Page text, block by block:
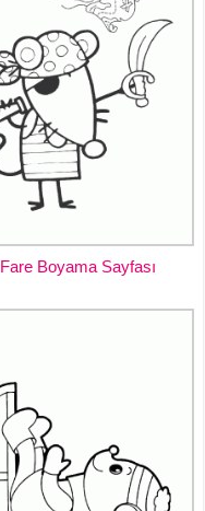
Fare Boyama Sayfası